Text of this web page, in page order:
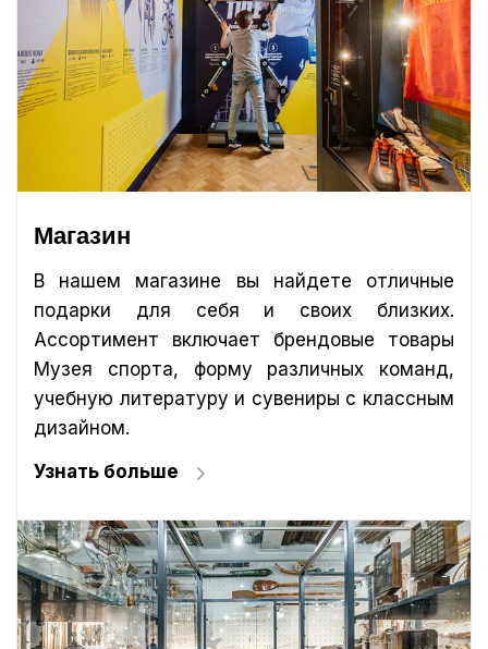
Магазин
В нашем магазине вы найдете отличные
подарки для себя и своих близких.
Ассортимент включает брендовые товары
Музея спорта, форму различных команд,
учебную литературу и сувениры с классным
дизайном.
Узнать больше